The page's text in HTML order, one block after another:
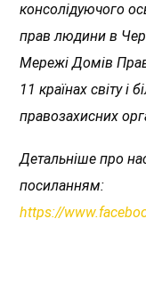
консолідуючого
прав людини в
Мережі Домів
11 країнах світу
правозахисних
Детальніше про
посиланням:
https://